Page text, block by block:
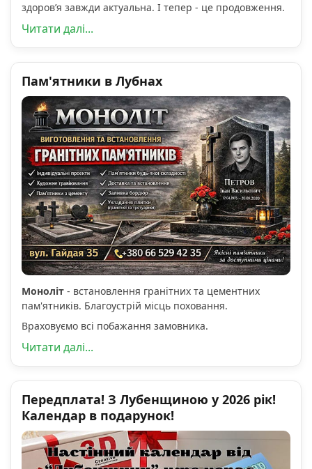
здоров’я завжди актуальна. І тепер - це продовження.
Читати далі...
Пам'ятники в Лубнах
Моноліт - встановлення гранітних та цементних
пам'ятників. Благоустрій місць поховання.
Враховуємо всі побажання замовника.
Читати далі...
Передплата! З Лубенщиною у 2026 рік!
Календар в подарунок!